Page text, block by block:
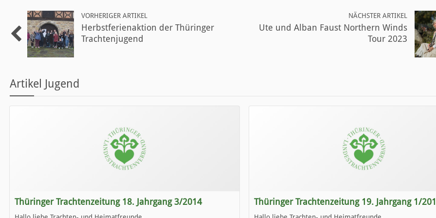
VORHERIGER ARTIKEL
Herbstferienaktion der Thüringer
Trachtenjugend
NÄCHSTER ARTIKEL
Ute und Alban Faust Northern Winds
Tour 2023
Artikel Jugend
Thüringer Trachtenzeitung 18. Jahrgang 3/2014 Thüringer Trachtenzeitung 19. Jahrgang 1/